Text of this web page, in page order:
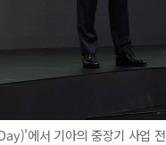
에서 기아의 중장기 사업